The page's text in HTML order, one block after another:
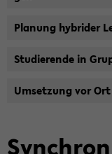
Pla­nung hy­bri­der
Stu­die­ren­de in
Um­set­zung vor Ort